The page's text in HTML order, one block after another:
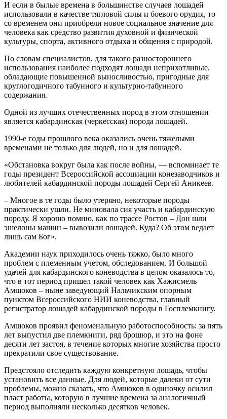
И если в былые времена в большинстве случаев лошадей
использовали в качестве тягловой силы и боевого орудия, то
со временем они приобрели новое социальное значение для
человека как средство развития духовной и физической
культуры, спорта, активного отдыха и общения с природой.
По словам специалистов, для такого разностороннего
использования наиболее подходят лошади неприхотливые,
обладающие повышенной выносливостью, пригодные для
круглогодичного табунного и культурно-табунного
содержания.
Одной из лучших отечественных пород в этом отношении
является кабардинская (черкесская) порода лошадей.
1990-е годы прошлого века оказались очень тяжелыми
временами не только для людей, но и для лошадей.
«Обстановка вокруг была как после войны, — вспоминает те
годы президент Всероссийской ассоциации конезаводчиков и
любителей кабардинской породы лошадей Сергей Аникеев.
– Многое в те годы было утеряно, некоторые породы
практически ушли. Не миновала сия участь и кабардинскую
породу. Я хорошо помню, как по трассе Ростов – Дон шли
эшелоны машин – вывозили лошадей. Куда? Об этом ведает
лишь сам Бог».
Академии наук приходилось очень тяжко, было много
проблем с племенным учетом, обследованием. И большой
удачей для кабардинского коневодства в целом оказалось то,
что в тот период пришел такой человек как Хажисмель
Амшоков – ныне заведующий Нальчикским опорным
пунктом Всероссийского НИИ коневодства, главный
регистратор лошадей кабардинской породы в Госплемкнигу.
Амшоков проявил феноменальную работоспособность: за пять
лет выпустил две племкниги, ряд брошюр, и это на фоне
десяти лет застоя, в течение которых многие хозяйства просто
прекратили свое существование.
Предстояло отследить каждую конкретную лошадь, чтобы
установить все данные. Для людей, которые далеки от сути
проблемы, можно сказать, что Амшоков в одиночку осилил
пласт работы, которую в лучшие времена за аналогичный
период выполняли несколько десятков человек.